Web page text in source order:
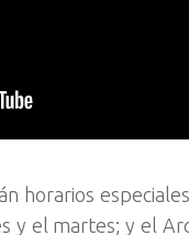
horarios
y el martes; y el